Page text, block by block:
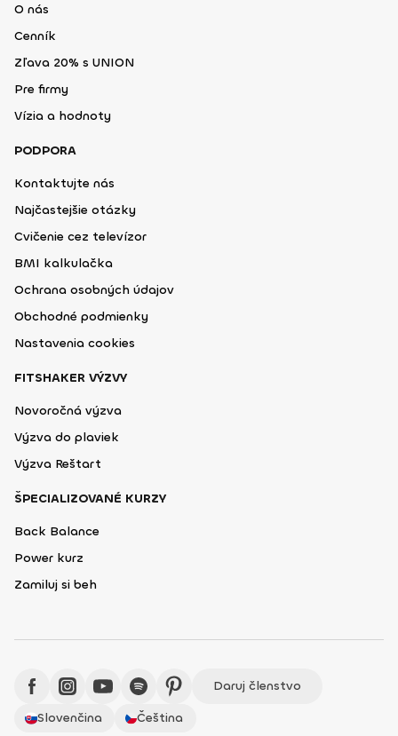
O nás
Cenník
Zľava 20% s UNION
Pre firmy
Vízia a hodnoty
PODPORA
Kontaktujte nás
Najčastejšie otázky
Cvičenie cez televízor
BMI kalkulačka
Ochrana osobných údajov
Obchodné podmienky
Nastavenia cookies
FITSHAKER VÝZVY
Novoročná výzva
Výzva do plaviek
Výzva Reštart
ŠPECIALIZOVANÉ KURZY
Back Balance
Power kurz
Zamiluj si beh
Daruj členstvo
Slovenčina
Čeština